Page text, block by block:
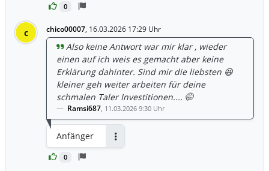
0
c chico00007, 16.03.2026 17:29 Uhr
0
Also keine Antwort war mir klar , wieder
einen auf ich weis es gemacht aber keine
Erklärung dahinter. Sind mir die liebsten 😆
kleiner geh weiter arbeiten für deine
schmalen Taler Investitionen.... 🤭
Ramsi687, 11.03.2026 9:30 Uhr
Anfänger